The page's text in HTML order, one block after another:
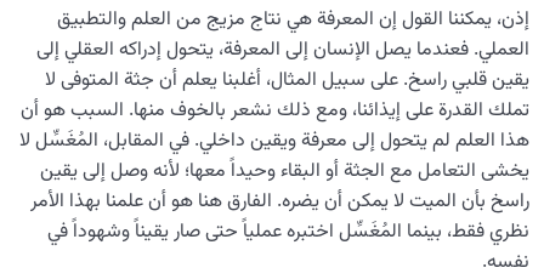
إذن، يمكننا القول إن المعرفة هي نتاج مزيج من العلم والتطبيق
العملي. فعندما يصل الإنسان إلى المعرفة، يتحول إدراكه العقلي إلى
يقين قلبي راسخ. على سبيل المثال، أغلبنا يعلم أن جثة المتوفى لا
تملك القدرة على إيذائنا، ومع ذلك نشعر بالخوف منها. السبب هو أن
هذا العلم لم يتحول إلى معرفة ويقين داخلي. في المقابل، المُغَسِّل لا
يخشى التعامل مع الجثة أو البقاء وحيداً معها؛ لأنه وصل إلى يقين
راسخ بأن الميت لا يمكن أن يضره. الفارق هنا هو أن علمنا بهذا الأمر
نظري فقط، بينما المُغَسِّل اختبره عملياً حتى صار يقيناً وشهوداً في
نفسه.